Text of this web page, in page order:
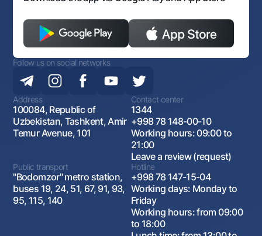
Follow us on social networks
Address
100084, Republic of
Uzbekistan, Tashkent, Amir
Temur Avenue, 101
Contact center
1344
+998 78 148-00-10
Working hours: 09:00 to
21:00
Leave a review (request)
Public transport
"Bodomzor" metro station,
buses 19, 24, 51, 67, 91, 93,
95, 115, 140
Hotline
+998 78 147-15-04
Working days: Monday to
Friday
Working hours: from 09:00
to 18:00